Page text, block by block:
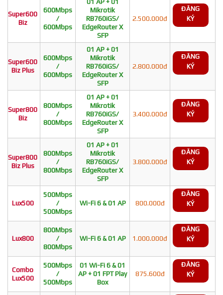
Super600
Biz
600Mbps
/
600Mbps
Mikrotik
RB760iGS/
EdgeRouter X
SFP
2.500.000đ
ĐĂNG
KÝ
Super600
Biz Plus
600Mbps
/
600Mbps
01 AP + 01
Mikrotik
RB760iGS/
EdgeRouter X
SFP
2.800.000đ
ĐĂNG
KÝ
Super800
Biz
800Mbps
/
800Mbps
01 AP + 01
Mikrotik
RB760iGS/
EdgeRouter X
SFP
3.400.000đ
ĐĂNG
KÝ
Super800
Biz Plus
800Mbps
/
800Mbps
01 AP + 01
Mikrotik
RB760iGS/
EdgeRouter X
SFP
3.800.000đ
ĐĂNG
KÝ
Lux500
500Mbps
/
500Mbps
Wi-Fi 6 & 01 AP 800.000đ
ĐĂNG
KÝ
Lux800
800Mbps
/
800Mbps
Wi-Fi 6 & 01 AP 1.000.000đ
ĐĂNG
KÝ
Combo
Lux500
500Mbps
/
500Mbps
01 Wi-Fi 6 & 01
AP + 01 FPT Play
Box
875.600đ
ĐĂNG
KÝ